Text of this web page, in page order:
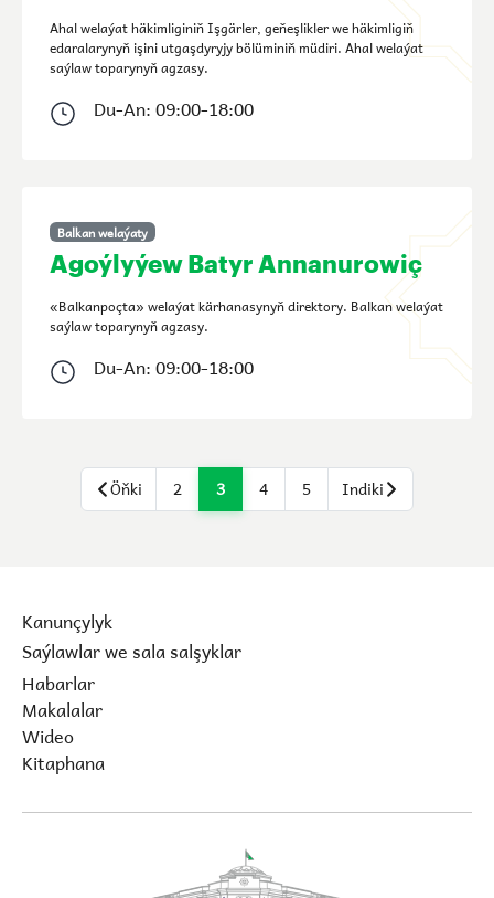
Ahal welaýat häkimliginiň Işgärler, geňeşlikler we häkimligiň
edaralarynyň işini utgaşdyryjy bölüminiň müdiri. Ahal welaýat
saýlaw toparynyň agzasy.
Du-An: 09:00-18:00
Balkan welaýaty
Agoýlyýew Batyr Annanurowiç
«Balkanpoçta» welaýat kärhanasynyň direktory. Balkan welaýat
saýlaw toparynyň agzasy.
Du-An: 09:00-18:00
Öňki 2 3 4 5 Indiki
Kanunçylyk
Saýlawlar we sala salşyklar
Habarlar
Makalalar
Wideo
Kitaphana